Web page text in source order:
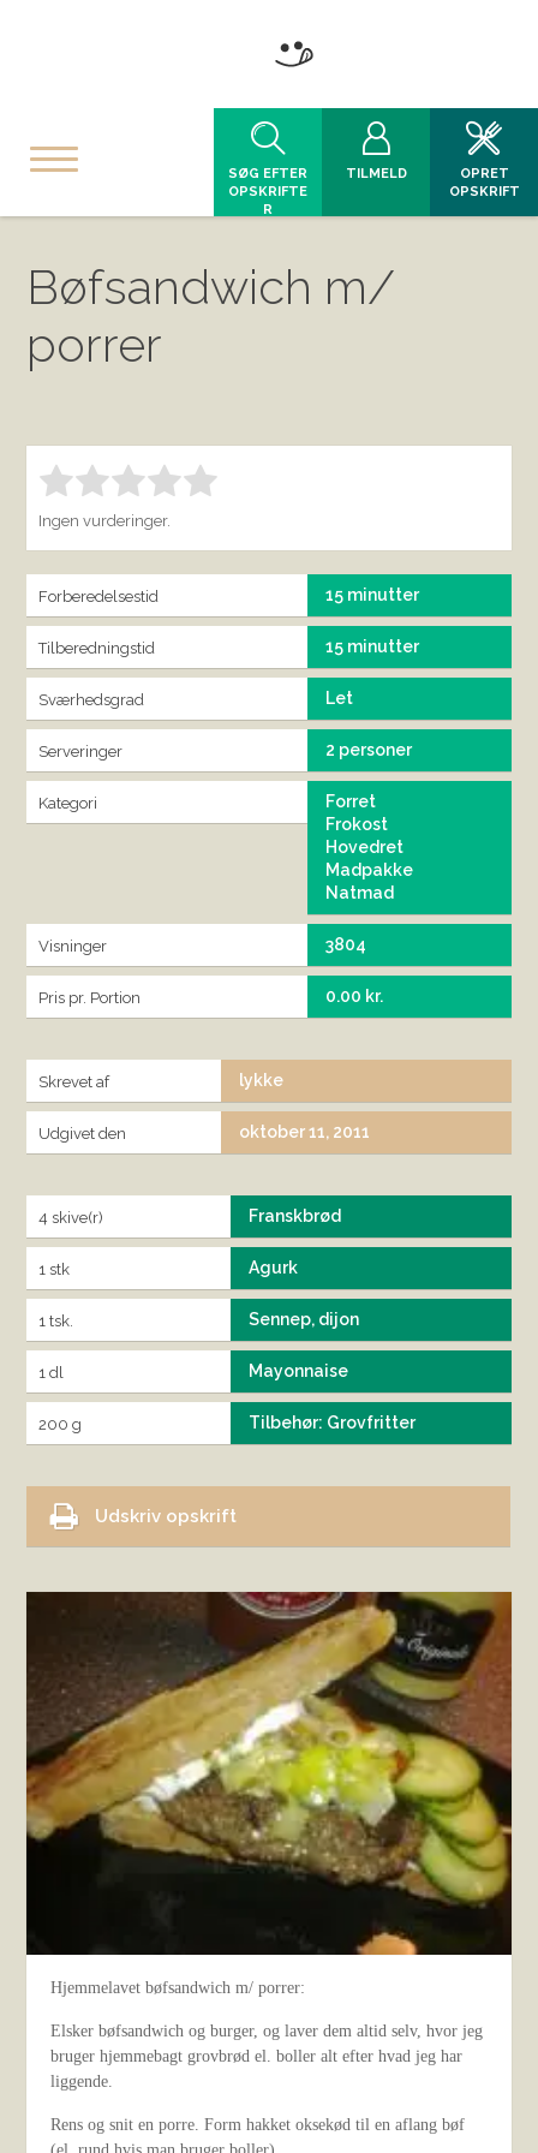
SØG EFTER
OPSKRIFTE
R
TILMELD
OPRET
OPSKRIFT
Bøfsandwich m/
porrer
Bedøm denne vare: 1.00
Ingen vurderinger.
Forberedelsestid 15 minutter
Tilberedningstid 15 minutter
Sværhedsgrad Let
Serveringer 2 personer
Kategori
Forret
Frokost
Hovedret
Madpakke
Natmad
Visninger 3804
Pris pr. Portion 0.00 kr.
Skrevet af lykke
Udgivet den oktober 11, 2011
4 skive(r) Franskbrød
1 stk Agurk
1 tsk. Sennep, dijon
1 dl Mayonnaise
200 g Tilbehør: Grovfritter
Udskriv opskrift
Hjemmelavet bøfsandwich m/ porrer:
Elsker bøfsandwich og burger, og laver dem altid selv, hvor jeg
bruger hjemmebagt grovbrød el. boller alt efter hvad jeg har
liggende.
Rens og snit en porre. Form hakket oksekød til en aflang bøf